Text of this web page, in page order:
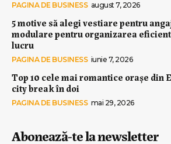
PAGINA DE BUSINESS august 7, 2026
5 motive să alegi vestiare pentru
modulare pentru organizarea
lucru
PAGINA DE BUSINESS iunie 7, 2026
Top 10 cele mai romantice orașe din
city break în doi
PAGINA DE BUSINESS mai 29, 2026
Abonează-te la newsletter